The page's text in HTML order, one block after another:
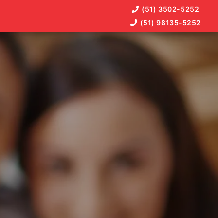
(51) 3502-5252
(51) 98135-5252